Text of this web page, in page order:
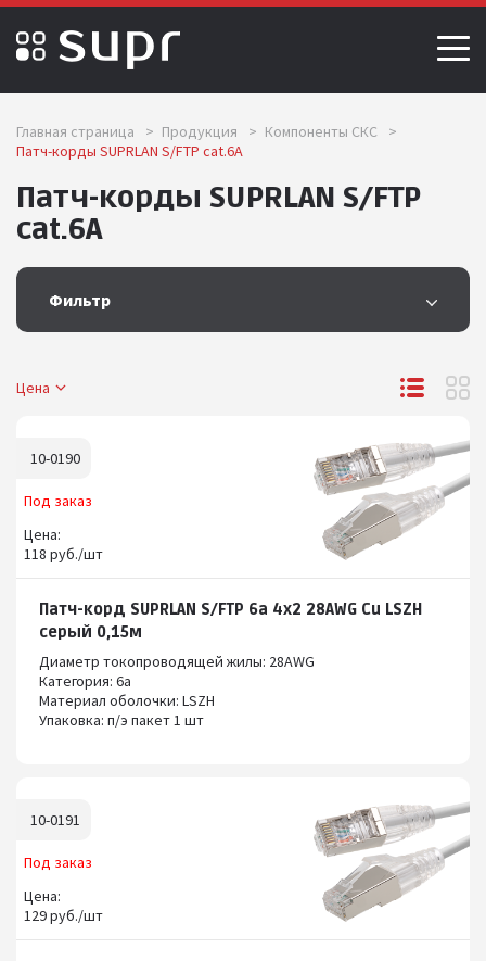
Главная страница > Продукция > Компоненты СКС
>
Патч-корды SUPRLAN S/FTP сat.6A
Патч-корды SUPRLAN S/FTP
сat.6A
Цена
Фильтр
Патч-корд SUPRLAN S/FTP 6a 4x2 28AWG Cu LSZH
серый 0,15м
Диаметр токопроводящей жилы: 28AWG
Категория: 6а
Материал оболочки: LSZH
Упаковка: п/э пакет 1 шт
Цена:
118 руб./шт
Под заказ
10-0190
Цена:
129 руб./шт
Под заказ
10-0191